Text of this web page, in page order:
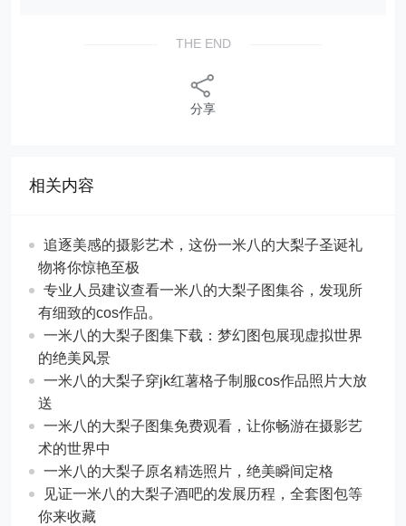
THE END
分享
相关内容
追逐美感的摄影艺术，这份一米八的大梨子圣诞礼
物将你惊艳至极
专业人员建议查看一米八的大梨子图集谷，发现所
有细致的cos作品。
一米八的大梨子图集下载：梦幻图包展现虚拟世界
的绝美风景
一米八的大梨子穿jk红薯格子制服cos作品照片大放
送
一米八的大梨子图集免费观看，让你畅游在摄影艺
术的世界中
一米八的大梨子原名精选照片，绝美瞬间定格
见证一米八的大梨子酒吧的发展历程，全套图包等
你来收藏